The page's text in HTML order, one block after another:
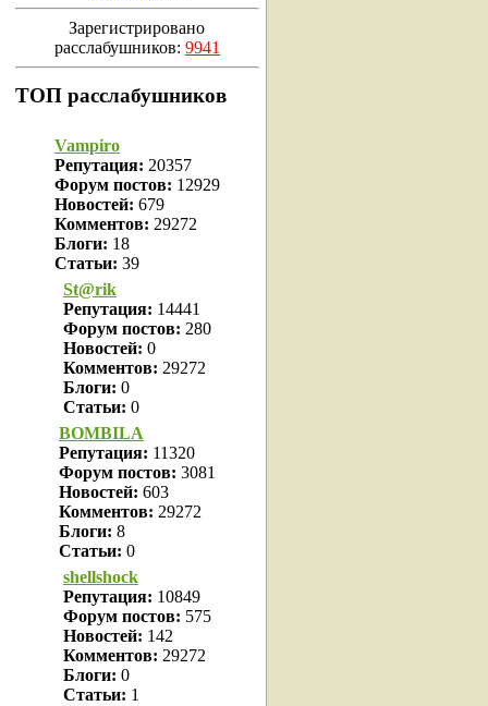
Зарегистрировано
расслабушников: 9941
ТОП расслабушников
Vampiro
Репутация: 20357
Форум постов: 12929
Новостей: 679
Комментов: 29272
Блоги: 18
Статьи: 39
St@rik
Репутация: 14441
Форум постов: 280
Новостей: 0
Комментов: 29272
Блоги: 0
Статьи: 0
BOMBILA
Репутация: 11320
Форум постов: 3081
Новостей: 603
Комментов: 29272
Блоги: 8
Статьи: 0
shellshock
Репутация: 10849
Форум постов: 575
Новостей: 142
Комментов: 29272
Блоги: 0
Статьи: 1